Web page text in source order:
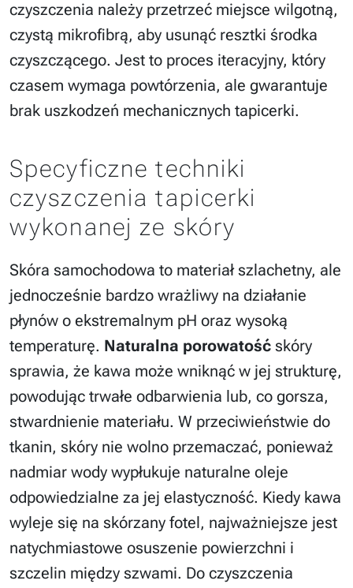
czyszczenia należy przetrzeć miejsce wilgotną,
czystą mikrofibrą, aby usunąć resztki środka
czyszczącego. Jest to proces iteracyjny, który
czasem wymaga powtórzenia, ale gwarantuje
brak uszkodzeń mechanicznych tapicerki.
Specyficzne techniki
czyszczenia tapicerki
wykonanej ze skóry
Skóra samochodowa to materiał szlachetny, ale
jednocześnie bardzo wrażliwy na działanie
płynów o ekstremalnym pH oraz wysoką
temperaturę. Naturalna porowatość skóry
sprawia, że kawa może wniknąć w jej strukturę,
powodując trwałe odbarwienia lub, co gorsza,
stwardnienie materiału. W przeciwieństwie do
tkanin, skóry nie wolno przemaczać, ponieważ
nadmiar wody wypłukuje naturalne oleje
odpowiedzialne za jej elastyczność. Kiedy kawa
wyleje się na skórzany fotel, najważniejsze jest
natychmiastowe osuszenie powierzchni i
szczelin między szwami. Do czyszczenia